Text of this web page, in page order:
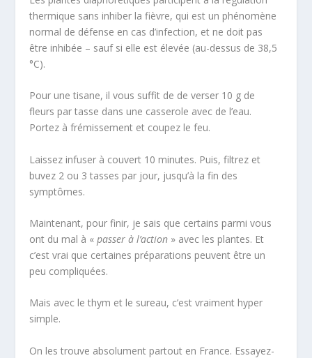
thermique sans inhiber la fièvre, qui est un phénomène
normal de défense en cas d’infection, et ne doit pas
être inhibée – sauf si elle est élevée (au-dessus de 38,5
°C).
Pour une tisane, il vous suffit de de verser 10 g de
fleurs par tasse dans une casserole avec de l’eau.
Portez à frémissement et coupez le feu.
Laissez infuser à couvert 10 minutes. Puis, filtrez et
buvez 2 ou 3 tasses par jour, jusqu’à la fin des
symptômes.
Maintenant, pour finir, je sais que certains parmi vous
ont du mal à «passer à l’action » avec les plantes. Et
c’est vrai que certaines préparations peuvent être un
peu compliquées.
Mais avec le thym et le sureau, c’est vraiment hyper
simple.
On les trouve absolument partout en France. Essayez-